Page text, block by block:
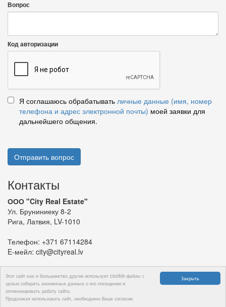
Закрыть
Этот сайт как и большинство других использует cookie-файлы с
целью собирать анонимные данные о его посещении и
оптимизировать работу сайта.
Продолжая использовать сайт, необходимо Ваше согласие.
Вопрос
Код авторизации
Я соглашаюсь обрабатывать личные данные (имя, номер
телефона и адрес электронной почты) моей заявки для
дальнейшего общения.
Отправить вопрос
Контакты
ООО "City Real Estate"
Ул. Бруниниеку 8-2
Рига, Латвия, LV-1010
Телефон: +371 67114284
E-мейл: city@cityreal.lv
© 2024 ООО "City Real Estate"